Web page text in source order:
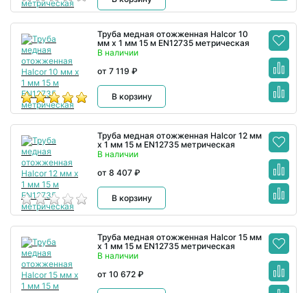
Труба медная отожженная Halcor 10
мм x 1 мм 15 м EN12735 метрическая
В наличии
от 7 119 ₽
В корзину
Труба медная отожженная Halcor 12 мм
x 1 мм 15 м EN12735 метрическая
В наличии
от 8 407 ₽
В корзину
Труба медная отожженная Halcor 15 мм
x 1 мм 15 м EN12735 метрическая
В наличии
от 10 672 ₽